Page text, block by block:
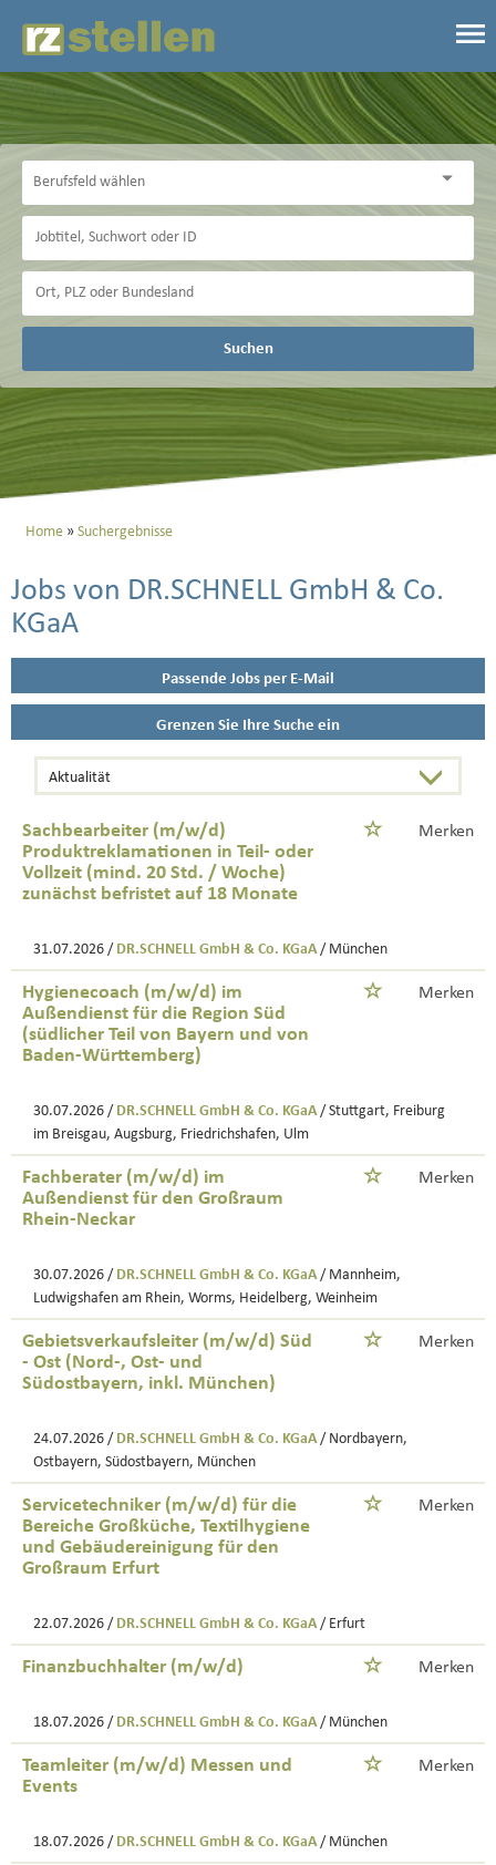
Suchen
Home Suchergebnisse
Jobs von DR.SCHNELL GmbH & Co.
KGaA
Passende Jobs per E-Mail
Grenzen Sie Ihre Suche ein
Sachbearbeiter (m/w/d)
Produktreklamationen in Teil- oder
Vollzeit (mind. 20 Std. / Woche)
zunächst befristet auf 18 Monate
Merken
31.07.2026 / DR.SCHNELL GmbH & Co. KGaA / München
Hygienecoach (m/w/d) im
Außendienst für die Region Süd
(südlicher Teil von Bayern und von
Baden-Württemberg)
Merken
30.07.2026 / DR.SCHNELL GmbH & Co. KGaA / Stuttgart, Freiburg
im Breisgau, Augsburg, Friedrichshafen, Ulm
Fachberater (m/w/d) im
Außendienst für den Großraum
Rhein-Neckar
Merken
30.07.2026 / DR.SCHNELL GmbH & Co. KGaA / Mannheim,
Ludwigshafen am Rhein, Worms, Heidelberg, Weinheim
Gebietsverkaufsleiter (m/w/d) Süd
- Ost (Nord-, Ost- und
Südostbayern, inkl. München)
Merken
24.07.2026 / DR.SCHNELL GmbH & Co. KGaA / Nordbayern,
Ostbayern, Südostbayern, München
Servicetechniker (m/w/d) für die
Bereiche Großküche, Textilhygiene
und Gebäudereinigung für den
Großraum Erfurt
Merken
22.07.2026 / DR.SCHNELL GmbH & Co. KGaA / Erfurt
Finanzbuchhalter (m/w/d) Merken
18.07.2026 / DR.SCHNELL GmbH & Co. KGaA / München
Teamleiter (m/w/d) Messen und
Events
Merken
18.07.2026 / DR.SCHNELL GmbH & Co. KGaA / München